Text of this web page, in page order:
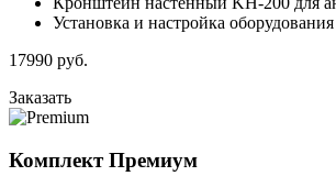
Установка и настройка оборудования
17990 руб.
Заказать
КомплектПремиум